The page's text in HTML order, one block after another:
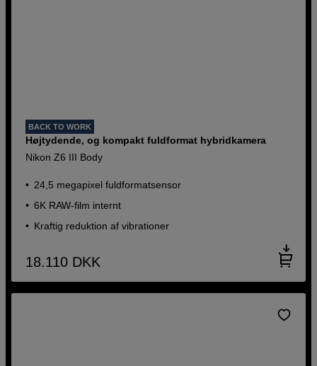
BACK TO WORK
Højtydende, og kompakt fuldformat hybridkamera
Nikon Z6 III Body
24,5 megapixel fuldformatsensor
6K RAW-film internt
Kraftig reduktion af vibrationer
18.110 DKK